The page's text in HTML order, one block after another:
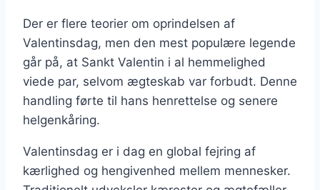
Der er flere teorier om oprindelsen af
Valentinsdag, men den mest populære legende
går på, at Sankt Valentin i al hemmelighed
viede par, selvom ægteskab var forbudt. Denne
handling førte til hans henrettelse og senere
helgenkåring.
Valentinsdag er i dag en global fejring af
kærlighed og hengivenhed mellem mennesker.